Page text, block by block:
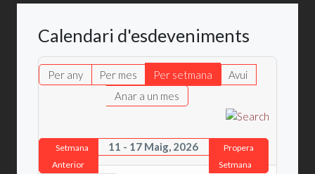
Calendari d'esdeveniments
Per any Per mes Per setmana
Avui
Anar a un mes
Setmana
Anterior
11 - 17 Maig, 2026
Propera
Setmana